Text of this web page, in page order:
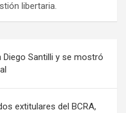
libertaria.
Santilli y se mostró
extitulares del BCRA,